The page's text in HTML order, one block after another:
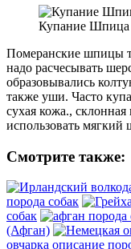
Купание Шпица
Померанские шпицы
надо расчесывать
образовывались
также уши. Часто
сухая кожа.,
использовать мягкий
Смотрите также:
порода собак
собак
(Афган)
овчарка описание